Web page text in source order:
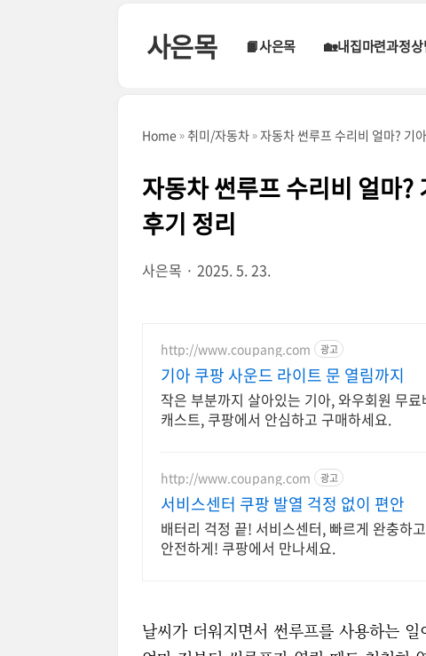
사은목 📙사은목 🏡내집마련과정
Home 취미/자동차 자동차 썬루프 수리비 얼마? 기
자동차 썬루프 수리비 얼마
후기 정리
사은목 2025. 5. 23.
http://www.coupang.com 광고
기아 쿠팡 사운드 라이트 문 열림까지
작은 부분까지 살아있는 기아, 와우회원 무
캐스트, 쿠팡에서 안심하고 구매하세요.
http://www.coupang.com 광고
서비스센터 쿠팡 발열 걱정 없이 편안
배터리 걱정 끝! 서비스센터, 빠르게 완충하
안전하게! 쿠팡에서 만나세요.
날씨가 더워지면서 썬루프를 사용하는 일